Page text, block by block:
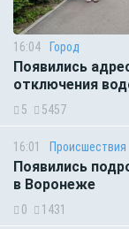
16:04 Город
Появились
отключения
5 5457
16:01 Происшествия
Появились
в Воронеже
0 1431